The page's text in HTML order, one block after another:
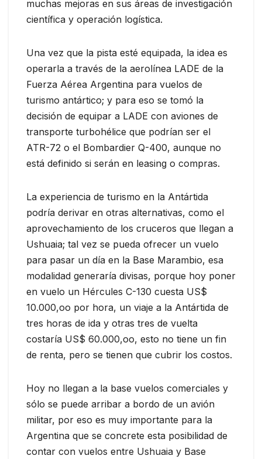
muchas mejoras en sus áreas de investigación
científica y operación logística.
Una vez que la pista esté equipada, la idea es
operarla a través de la aerolínea LADE de la
Fuerza Aérea Argentina para vuelos de
turismo antártico; y para eso se tomó la
decisión de equipar a LADE con aviones de
transporte turbohélice que podrían ser el
ATR-72 o el Bombardier Q-400, aunque no
está definido si serán en leasing o compras.
La experiencia de turismo en la Antártida
podría derivar en otras alternativas, como el
aprovechamiento de los cruceros que llegan a
Ushuaia; tal vez se pueda ofrecer un vuelo
para pasar un día en la Base Marambio, esa
modalidad generaría divisas, porque hoy poner
en vuelo un Hércules C-130 cuesta US$
10.000,oo por hora, un viaje a la Antártida de
tres horas de ida y otras tres de vuelta
costaría US$ 60.000,oo, esto no tiene un fin
de renta, pero se tienen que cubrir los costos.
Hoy no llegan a la base vuelos comerciales y
sólo se puede arribar a bordo de un avión
militar, por eso es muy importante para la
Argentina que se concrete esta posibilidad de
contar con vuelos entre Ushuaia y Base